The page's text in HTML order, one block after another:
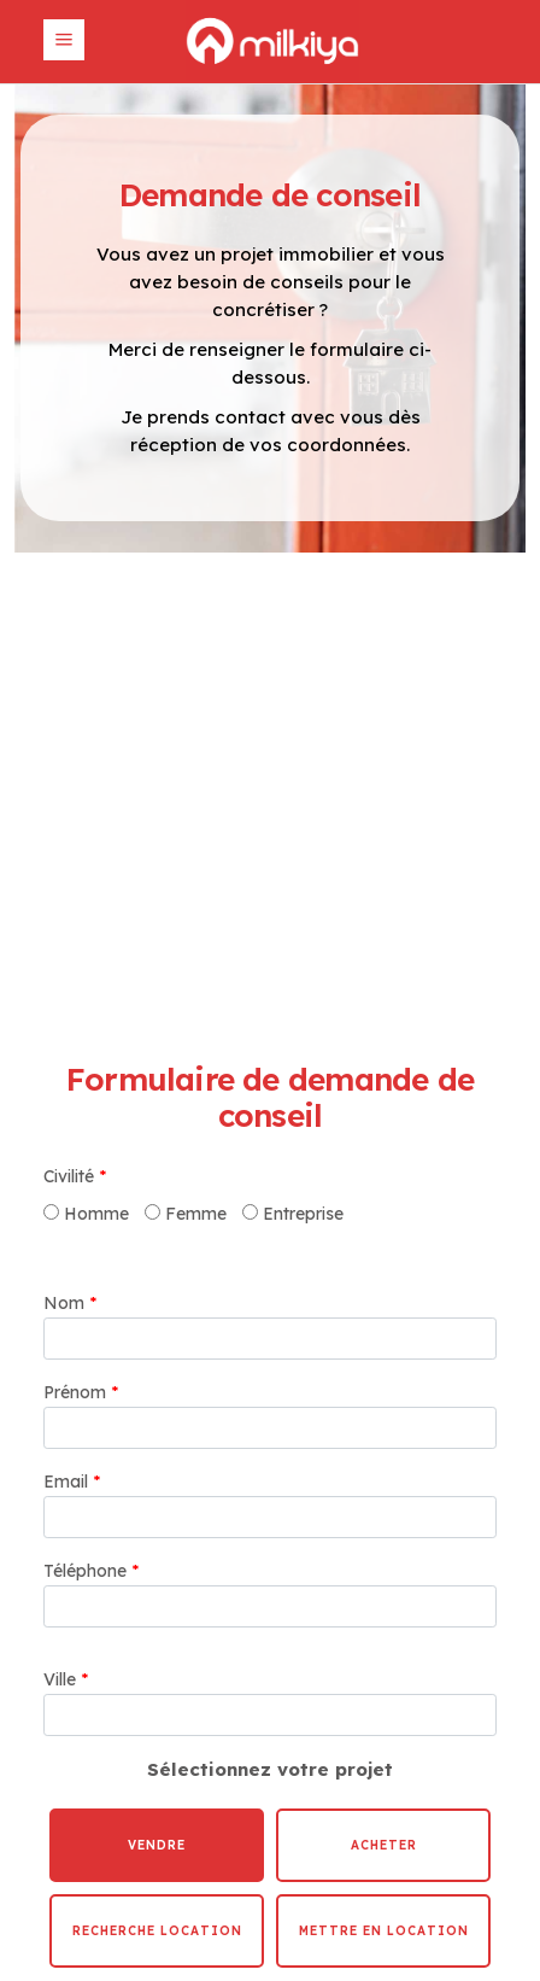
Demande de conseil
Vous avez un projet immobilier et vous
avez besoin de conseils pour le
concrétiser ?
Merci de renseigner le formulaire ci-
dessous.
Je prends contact avec vous dès
réception de vos coordonnées.
Formulaire de demande de
conseil
Civilité *
Homme
Femme Entreprise
Nom *
Prénom *
Email *
Téléphone *
Ville *
Sélectionnez votre projet
VENDRE ACHETER
RECHERCHE LOCATION METTRE EN LOCATION